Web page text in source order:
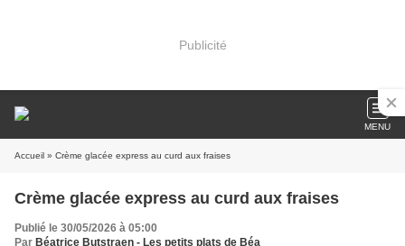
Publicité
MENU
Accueil » Crème glacée express au curd aux fraises
Crème glacée express au curd aux fraises
Publié le 30/05/2026 à 05:00
Par Béatrice Butstraen - Les petits plats de Béa